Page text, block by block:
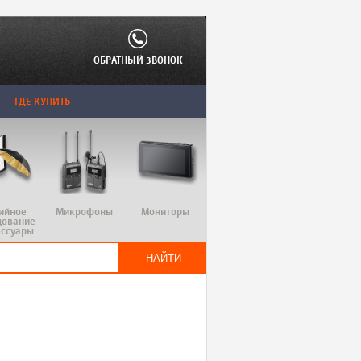
ОБРАТНЫЙ ЗВОНОК
ГДЕ КУПИТЬ
Микрофоны Мониторы